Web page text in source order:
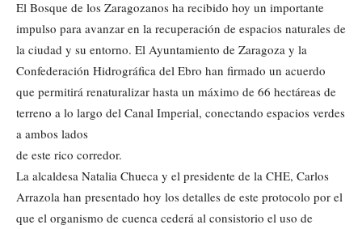
El Bosque de los Zaragozanos ha recibido hoy un importante
impulso para avanzar en la recuperación de espacios naturales de
la ciudad y su entorno. El Ayuntamiento de Zaragoza y la
Confederación Hidrográfica del Ebro han firmado un acuerdo
que permitirá renaturalizar hasta un máximo de 66 hectáreas de
terreno a lo largo del Canal Imperial, conectando espacios verdes
a ambos lados
de este rico corredor.
La alcaldesa Natalia Chueca y el presidente de la CHE, Carlos
Arrazola han presentado hoy los detalles de este protocolo por el
que el organismo de cuenca cederá al consistorio el uso de